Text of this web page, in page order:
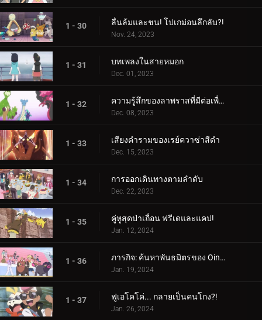
1 - 30 ลื่นล้มและชน! โปเกม่อนลึกลับ?!
Nov. 24, 2023
1 - 31 บทเพลงในสายหมอก
Dec. 01, 2023
1 - 32 ความรู้สึกของลาพราสที่มีต่อเพื่อน
Dec. 08, 2023
1 - 33 เสียงคำรามของเรย์ควาซ่าสีดำ
Dec. 15, 2023
1 - 34 การออกเดินทางตามลำดับ
Dec. 22, 2023
1 - 35 คู่หูสุดป่าเถื่อน ฟรีเดและแคป!
Jan. 12, 2024
1 - 36 ภารกิจ: ค้นหาพันธมิตรของ Oinkologne!
Jan. 19, 2024
1 - 37 ฟูเอโคโค่... กลายเป็นคนโกง?!
Jan. 26, 2024